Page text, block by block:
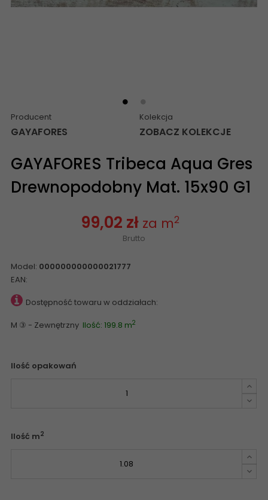
Producent
GAYAFORES
Kolekcja
ZOBACZ KOLEKCJE
GAYAFORES Tribeca Aqua Gres
Drewnopodobny Mat. 15x90 G1
99,02 zł za m2
Brutto
Model: 000000000000021777
EAN:
Dostępność towaru w oddziałach:
M ③ - Zewnętrzny Ilość: 199.8 m2
Ilość opakowań
Ilość m2